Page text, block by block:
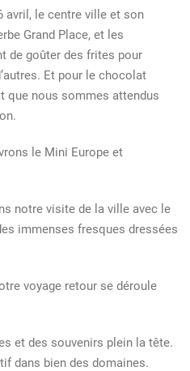
avril, le centre ville et son
Grand Place, et les
de goûter des frites pour
Et pour le chocolat
que nous sommes attendus
le Mini Europe et
notre visite de la ville avec le
immenses fresques dressées
voyage retour se déroule
et des souvenirs plein la tête.
dans bien des domaines.